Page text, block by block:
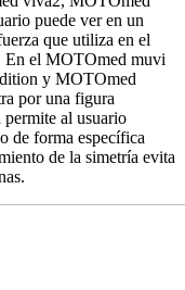
puede ver en un
que utiliza en el
En el MOTOmed muvi
y MOTOmed
por una figura
permite al usuario
de forma específica
de la simetría evita